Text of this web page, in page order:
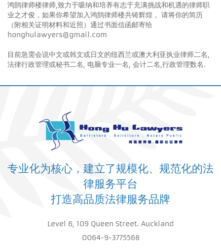
鸿鹄律师楼律师,致力于吸纳和培养有志于充满挑战和机遇的律师职
业之才俊，如果你希望加入鸿鹄律师楼共铸辉煌， 请将你的简历
（附相关证明材料和近照）通过书面信函邮寄给
honghulawyers@gmail.com
目前急需会说中文或韩文或日文的纽西兰或澳大利亚执业律师二名,
法律行政管理或秘书二名, 电脑专业一名, 会计二名,行政管理数名.
专业化为核心，建立了规模化、规范化的法
律服务平台
打造高品质法律服务品牌
Level 6, 109 Queen Street. Auckland
0064-9-3775568